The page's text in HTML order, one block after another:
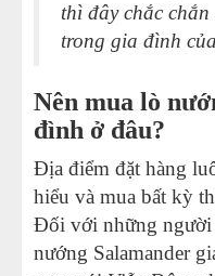
thì đây chắc
trong gia đình
Nên mua lò
đình ở đâu?
Địa điểm đặt hàng
hiểu và mua bất kỳ
Đối với những người
nướng Salamander